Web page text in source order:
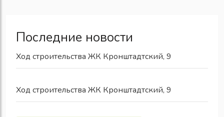
Последние новости
Ход строительства ЖК Кронштадтский, 9
Ход строительства ЖК Кронштадтский, 9